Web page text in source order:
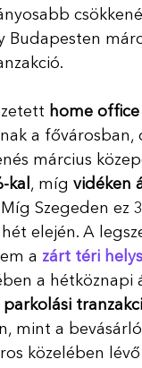
Budapesten
home office
a fővárosban,
március
kal , míg vidéken
Szegeden ez
elején. A
a zárt téri
a hétköznapi
parkolási
mint a
közelében